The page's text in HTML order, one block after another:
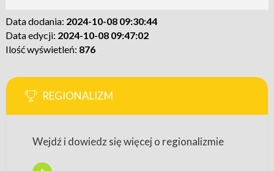
Data dodania: 2024-10-08 09:30:44
Data edycji: 2024-10-08 09:47:02
Ilość wyświetleń: 876
REGIONALIZM
Wejdź i dowiedz się więcej o regionalizmie